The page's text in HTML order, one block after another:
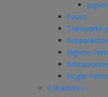
Paseo
Transporte
Higiene
Hogar
Roedores